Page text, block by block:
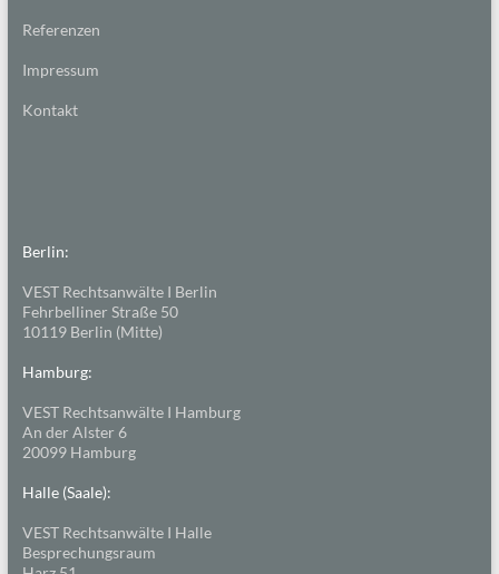
Referenzen
Impressum
Kontakt
Berlin:
VEST Rechtsanwälte I Berlin
Fehrbelliner Straße 50
10119 Berlin (Mitte)
Hamburg:
VEST Rechtsanwälte I Hamburg
An der Alster 6
20099 Hamburg
Halle (Saale):
VEST Rechtsanwälte I Halle
Besprechungsraum